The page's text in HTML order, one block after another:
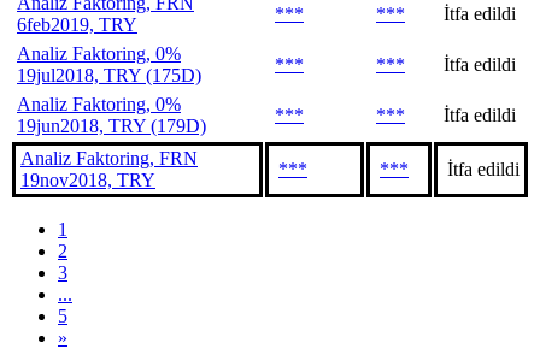
6feb2019, TRY
*** ***
İtfa edildi
Analiz Faktoring, 0%
19jul2018, TRY (175D)
*** ***
İtfa edildi
Analiz Faktoring, 0%
19jun2018, TRY (179D)
*** *** İtfa edildi
Analiz Faktoring, FRN
19nov2018, TRY
*** *** İtfa edildi
1
2
3
...
5
»